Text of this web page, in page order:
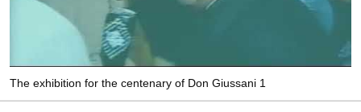
The exhibition for the centenary of Don Giussani 1